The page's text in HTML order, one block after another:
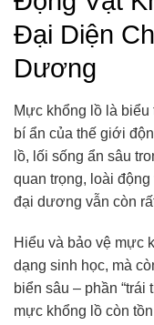
Đại Diện
Dương
Mực khổng lồ là
bí ẩn của thế giới
lồ, lối sống ẩn sâu
quan trọng, loài
đại dương vẫn còn
Hiểu và bảo vệ mực
dạng sinh học, mà
biển sâu – phần
mực khổng lồ còn